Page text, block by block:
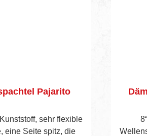
Pajarito
sehr flexible
eine Seite spitz, die